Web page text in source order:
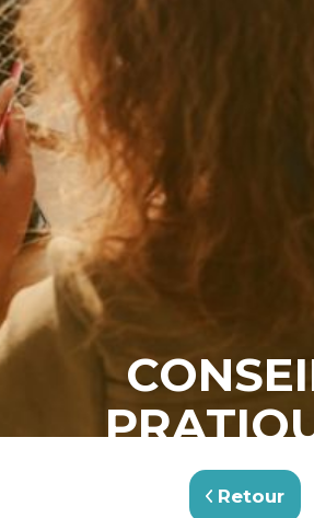
Retour